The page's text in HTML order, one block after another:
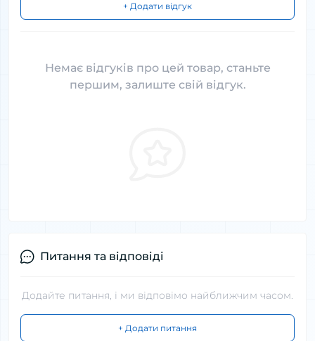
+ Додати відгук
Немає відгуків про цей товар, станьте
першим, залиште свій відгук.
Питання та відповіді
Додайте питання, і ми відповімо найближчим часом.
+ Додати питання